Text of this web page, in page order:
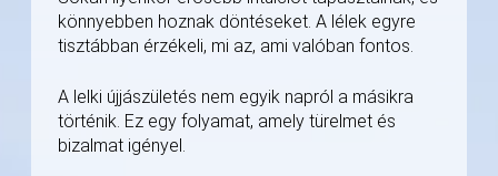
könnyebben hoznak döntéseket. A lélek egyre
tisztábban érzékeli, mi az, ami valóban fontos.
A lelki újjászületés nem egyik napról a másikra
történik. Ez egy folyamat, amely türelmet és
bizalmat igényel.